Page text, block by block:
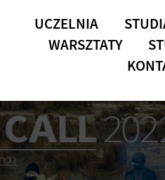
UCZELNIA
WARSZTATY